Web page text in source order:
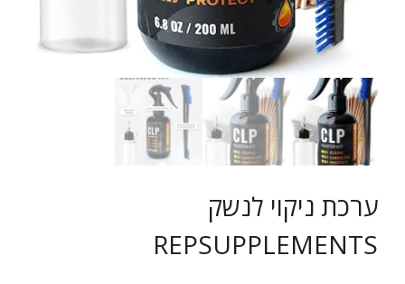
- קורס שופטים בינלאומיים – IROA
הדרכות ושרותים
- הכשרות ואימוני ירי מבצעי
ערכת ניקוי לנשק
REPSUPPLEMENTS